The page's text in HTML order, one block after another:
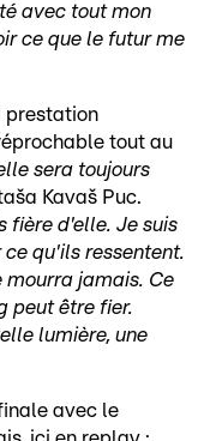
avec tout mon
ce que le futur me
prestation
tout au
sera toujours
Kavaš Puc.
fière d'elle. Je suis
qu'ils ressentent.
mourra jamais. Ce
peut être fier.
lumière, une
avec le